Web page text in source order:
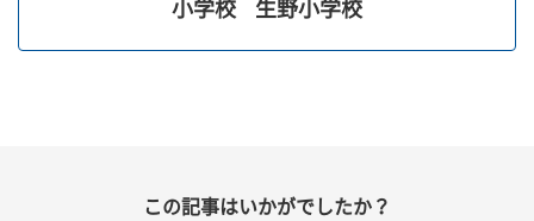
小学校 生野小学校
この記事はいかがでしたか？